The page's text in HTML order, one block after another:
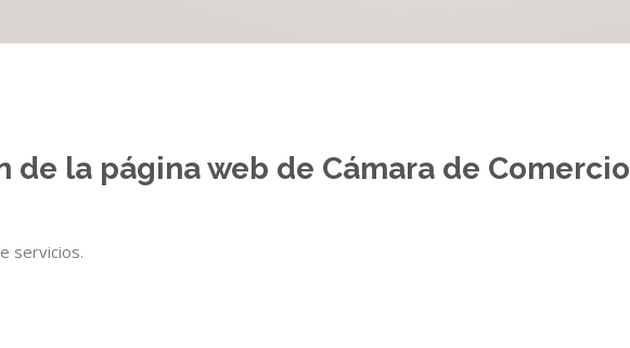
de la página web de Cámara de Comercio
servicios.